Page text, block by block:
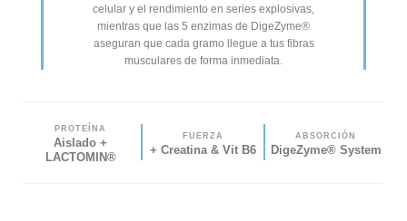
celular y el rendimiento en series explosivas,
mientras que las 5 enzimas de DigeZyme®
aseguran que cada gramo llegue a tus fibras
musculares de forma inmediata.
PROTEÍNA
Aislado +
LACTOMIN®
FUERZA
+ Creatina & Vit B6
ABSORCIÓN
DigeZyme® System